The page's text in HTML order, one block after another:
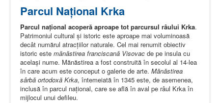
Parcul Naţional Krka
Parcul naţional acoperă aproape tot parcursul râului Krka.
Patrimoniul cultural şi istoric este aproape mai voluminoasă
decât numărul atracţiilor naturale. Cel mai renumit obiectiv
istoric este mănăstirea franciscană Visovac de pe insula cu
acelaşi nume. Mănăstirea a fost construită în secolul al 14-lea
în care acum este conceput o galerie de arte. Mănăstirea
sârbă ortodoxă Krka, întemeiată în 1345 este, de asemenea,
inclusă în parcul naţional, care se află în aval pe râul Krka în
mijlocul unui defileu.